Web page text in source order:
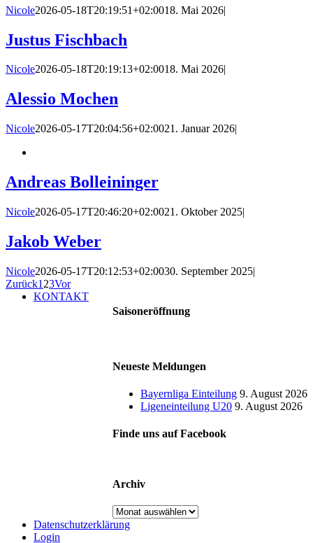
Nicole2026-05-18T20:19:51+02:0018. Mai 2026|
Justus Fischbach
Nicole2026-05-18T20:19:13+02:0018. Mai 2026|
Alessio Mochen
Nicole2026-05-17T20:04:56+02:0021. Januar 2026|
Andreas Bolleininger
Nicole2026-05-17T20:46:20+02:0021. Oktober 2025|
Jakob Weber
Nicole2026-05-17T20:12:53+02:0030. September 2025|
Zurück1 23Vor
Saisoneröffnung
Neueste Meldungen
Bayernliga Einteilung 9. August 2026
Ligeneinteilung U20 9. August 2026
Finde uns auf Facebook
Archiv
Archiv
KONTAKT
Datenschutzerklärung
Login